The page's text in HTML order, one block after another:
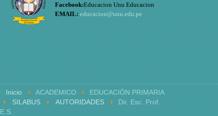
Facebook:Educacion Unu Educacion
EMAIL: educacion@unu.edu.pe
Inicio ACADEMICO
EDUCACIÓN PRIMARIA
SILABUS
AUTORIDADES
Dir. Esc. Prof.
E.S.